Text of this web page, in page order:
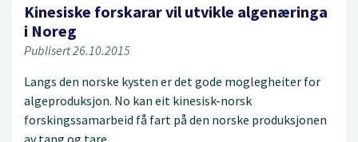
Kinesiske forskarar vil utvikle algenæringa
i Noreg
Publisert 26.10.2015
Langs den norske kysten er det gode moglegheiter for
algeproduksjon. No kan eit kinesisk-norsk
forskingssamarbeid få fart på den norske produksjonen
av tang og tare.